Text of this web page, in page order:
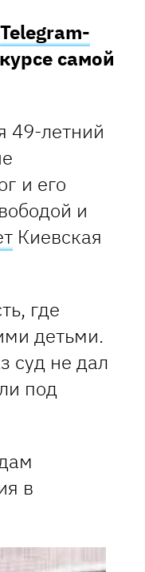
Telegram-
самой
49-летний
и его
и
Киевская
где
детьми.
суд не дал
под
в